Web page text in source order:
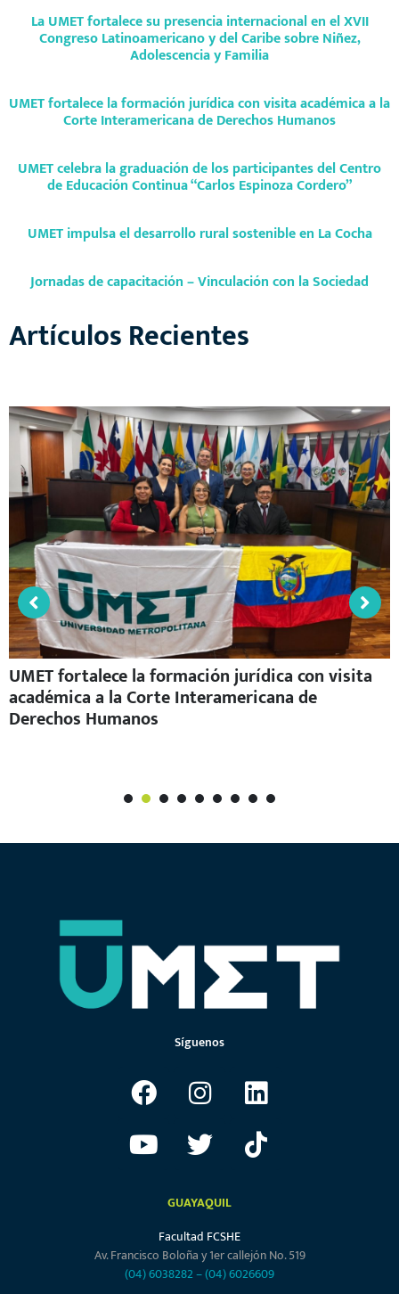
La UMET fortalece su presencia internacional en el XVII
Congreso Latinoamericano y del Caribe sobre Niñez,
Adolescencia y Familia
UMET fortalece la formación jurídica con visita académica a la
Corte Interamericana de Derechos Humanos
UMET celebra la graduación de los participantes del Centro
de Educación Continua “Carlos Espinoza Cordero”
UMET impulsa el desarrollo rural sostenible en La Cocha
Jornadas de capacitación – Vinculación con la Sociedad
Artículos Recientes
UMET fortalece la formación jurídica con visita
académica a la Corte Interamericana de
Derechos Humanos
1
Síguenos
GUAYAQUIL
Facultad FCSHE
Av. Francisco Boloña y 1er callejón No. 519
(04) 6038282–(04) 6026609